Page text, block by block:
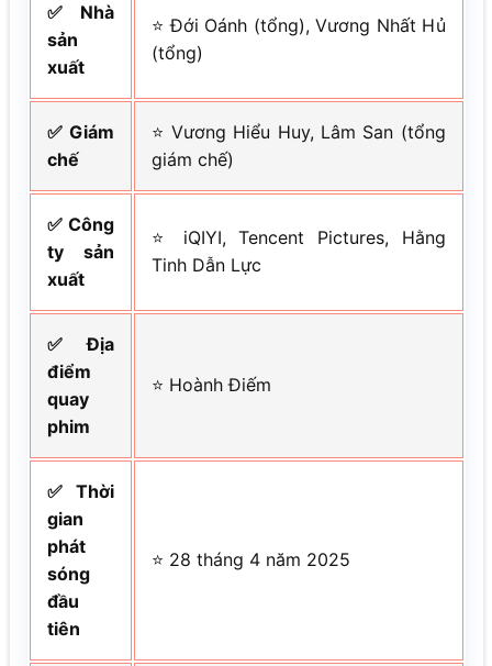
✅ Nhà
sản
xuất
⭐ Đới Oánh (tổng), Vương Nhất Hủ
(tổng)
✅ Giám
chế
⭐ Vương Hiểu Huy, Lâm San (tổng
giám chế)
✅ Công
ty sản
xuất
⭐ iQIYI, Tencent Pictures, Hằng
Tinh Dẫn Lực
✅ Địa
điểm
quay
phim
⭐ Hoành Điếm
✅ Thời
gian
phát
sóng
đầu
tiên
⭐ 28 tháng 4 năm 2025